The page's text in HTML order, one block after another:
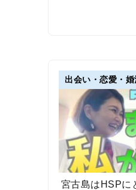
出会い・恋愛・婚
宮古島はHSPに